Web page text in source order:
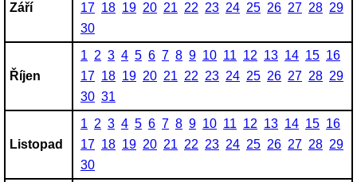
Září
17 18 19 20 21 22 23 24 25 26 27 28 29
30
Říjen
1 2 3 4 5 6 7 8 9 10 11 12 13 14 15 16
17 18 19 20 21 22 23 24 25 26 27 28 29
30 31
Listopad
1 2 3 4 5 6 7 8 9 10 11 12 13 14 15 16
17 18 19 20 21 22 23 24 25 26 27 28 29
30